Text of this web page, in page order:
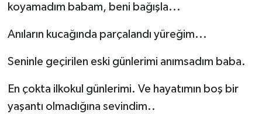
koyamadım babam, beni bağışla...
Anıların kucağında parçalandı yüreğim...
Seninle geçirilen eski günlerimi anımsadım baba.
En çokta ilkokul günlerimi. Ve hayatımın boş bir
yaşantı olmadığına sevindim..